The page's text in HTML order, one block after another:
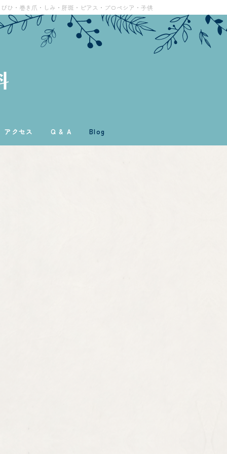
ひ・巻き爪・しみ・肝斑・ピアス・プロペシア・子供
アクセス Q & A Blog